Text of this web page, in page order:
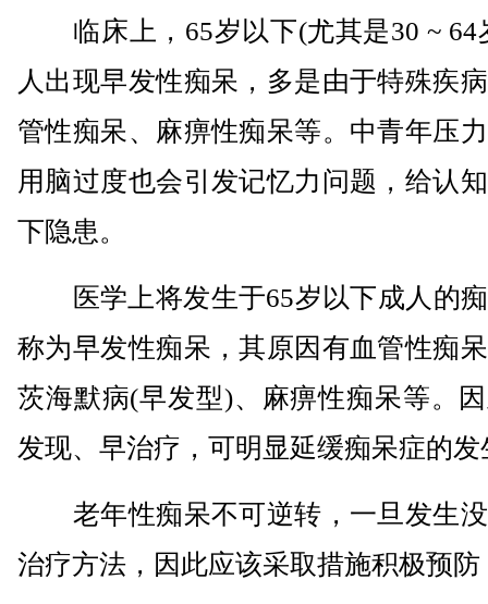
临床上，65岁以下(尤其是30 ~ 64
人出现早发性痴呆，多是由于特殊疾
管性痴呆、麻痹性痴呆等。中青年压
用脑过度也会引发记忆力问题，给认
下隐患。
医学上将发生于65岁以下成人的
称为早发性痴呆，其原因有血管性痴
茨海默病(早发型)、麻痹性痴呆等。
发现、早治疗，可明显延缓痴呆症的发
老年性痴呆不可逆转，一旦发生
治疗方法，因此应该采取措施积极预防